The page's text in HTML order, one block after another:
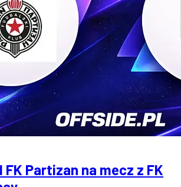
FK Partizan na mecz z FK